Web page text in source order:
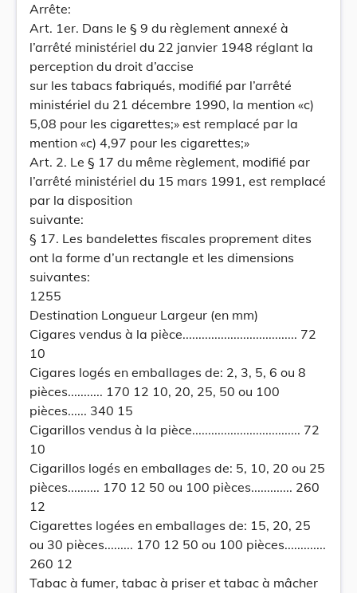
Arrête:
Art. 1er. Dans le § 9 du règlement annexé à
l’arrêté ministériel du 22 janvier 1948 réglant la
perception du droit d’accise
sur les tabacs fabriqués, modifié par l’arrêté
ministériel du 21 décembre 1990, la mention «c)
5,08 pour les cigarettes;» est remplacé par la
mention «c) 4,97 pour les cigarettes;»
Art. 2. Le § 17 du même règlement, modifié par
l’arrêté ministériel du 15 mars 1991, est remplacé
par la disposition
suivante:
§ 17. Les bandelettes fiscales proprement dites
ont la forme d’un rectangle et les dimensions
suivantes:
1255
Destination Longueur Largeur (en mm)
Cigares vendus à la pièce.................................... 72
10
Cigares logés en emballages de: 2, 3, 5, 6 ou 8
pièces........... 170 12 10, 20, 25, 50 ou 100
pièces...... 340 15
Cigarillos vendus à la pièce.................................. 72
10
Cigarillos logés en emballages de: 5, 10, 20 ou 25
pièces.......... 170 12 50 ou 100 pièces............. 260
12
Cigarettes logées en emballages de: 15, 20, 25
ou 30 pièces......... 170 12 50 ou 100 pièces.............
260 12
Tabac à fumer, tabac à priser et tabac à mâcher